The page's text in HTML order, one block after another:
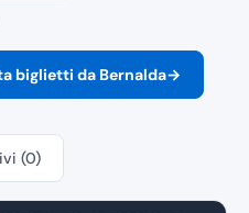
biglietti da Bernalda→
(0)